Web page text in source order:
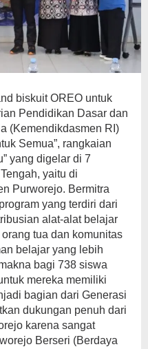
biskuit OREO untuk
Pendidikan Dasar dan
(Kemendikdasmen RI)
Semua”, rangkaian
yang digelar di 7
yaitu di
Purworejo. Bermitra
yang terdiri dari
alat-alat belajar
tua dan komunitas
belajar yang lebih
bagi 738 siswa
mereka memiliki
bagian dari Generasi
dukungan penuh dari
karena sangat
Berseri (Berdaya